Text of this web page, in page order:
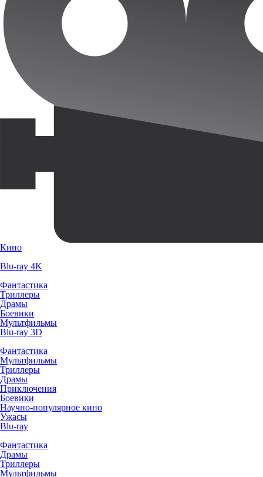
Кино
Blu-ray 4K
Фантастика
Триллеры
Драмы
Боевики
Мультфильмы
Blu-ray 3D
Фантастика
Мультфильмы
Триллеры
Драмы
Приключения
Боевики
Научно-популярное кино
Ужасы
Blu-ray
Фантастика
Драмы
Триллеры
Мультфильмы